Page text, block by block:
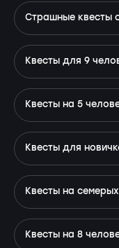
Страшные квесты
Квесты для 9
Квесты на 5
Квесты для
Квесты на
Квесты на 8